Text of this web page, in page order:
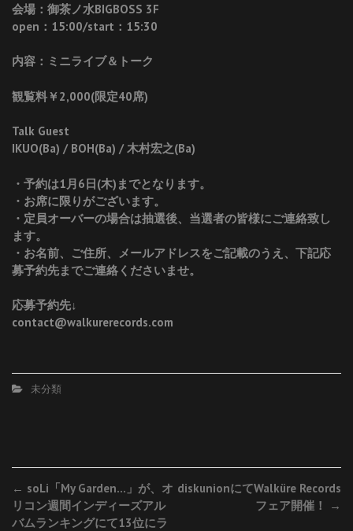
会場：御茶ノ水BIGBOSS 3F
open：15:00/start：15:30
内容：ミニライブ＆トーク
観覧料￥2,000(限定40席)
Talk Guest
IKUO(Ba) / BOH(Ba) / 木村宏之(Ba)
・予約は1月6日(木)までとなります。
・お席に限りがございます。
・定員オーバーの場合は抽選後、当選者の皆様にご連絡致し
ます。
・お名前、ご住所、メールアドレスをご記載のうえ、下記応
募予約先までご連絡くださいませ。
応募予約先↓
contact@walkurerecords.com
未分類
Post
navigation
← soLi「My Garden…」が、オ
リコン週間インディーズアル
バムランキングにて13位にラ
diskunionにてWalküre Records
フェア開催！
→